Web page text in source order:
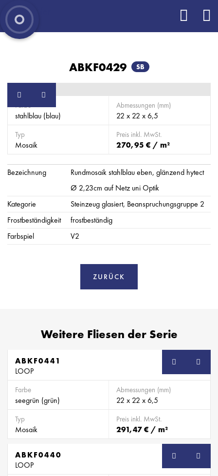
ABKF0429 SB
Farbe
stahlblau (blau)
Abmessungen (mm)
22 x 22 x 6,5
Typ
Mosaik
Preis inkl. MwSt.
270,95 € / m²
Bezeichnung
Rundmosaik stahlblau eben, glänzend hytect
Ø 2,23cm auf Netz uni Optik
Kategorie
Steinzeug glasiert, Beanspruchungsgruppe 2
Frostbeständigkeit
frostbeständig
Farbspiel
V2
ZURÜCK
Weitere Fliesen der Serie
SB
ABKF0441
LOOP
Farbe
seegrün (grün)
Abmessungen (mm)
22 x 22 x 6,5
Typ
Mosaik
Preis inkl. MwSt.
291,47 € / m²
SB
ABKF0440
LOOP